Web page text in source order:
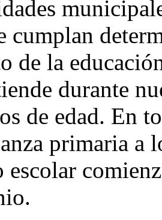
cumplan
de la
durante
de edad. En
primaria a
escolar